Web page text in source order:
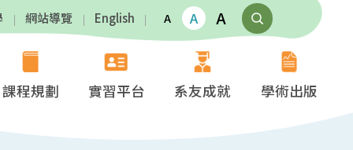
網站導覽 English A A A
課程規劃 實習平台 系友成就 學術出版